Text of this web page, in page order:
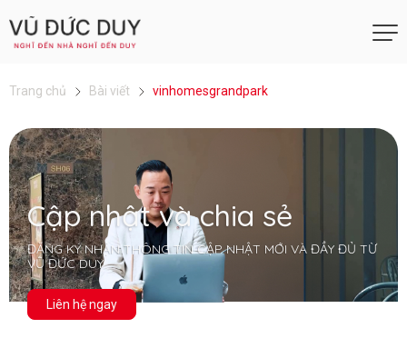
Trang chủ Bài viết vinhomesgrandpark
Cập nhật và chia sẻ
ĐĂNG KÝ NHẬN THÔNG TIN CẬP NHẬT MỚI VÀ ĐẦY ĐỦ TỪ
VŨ ĐỨC DUY
Liên hệ ngay